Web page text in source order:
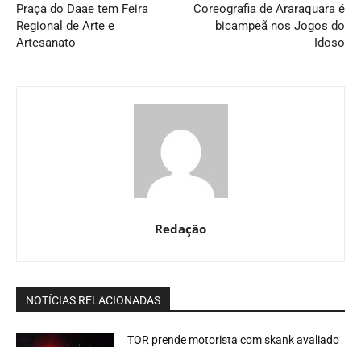
Praça do Daae tem Feira
Regional de Arte e
Artesanato
Coreografia de Araraquara é
bicampeã nos Jogos do
Idoso
Redação
NOTÍCIAS RELACIONADAS
TOR prende motorista com skank avaliado